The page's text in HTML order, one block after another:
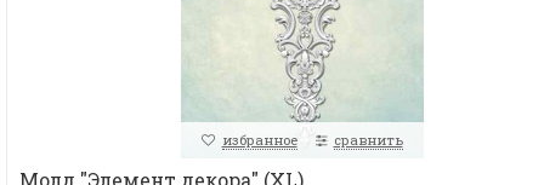
избранное сравнить
Молд "Элемент декора" (XL)